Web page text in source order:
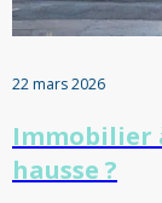
22 mars 2026
Immobilier
hausse ?